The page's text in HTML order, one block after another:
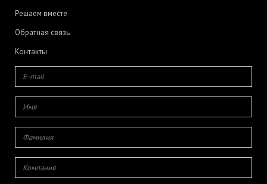
Решаем вместе
Обратная связь
Контакты